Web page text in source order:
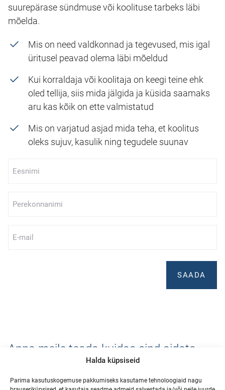
Halda küpsiseid
Parima kasutuskogemuse pakkumiseks kasutame tehnoloogiaid nagu
suurepärase sündmuse või koolituse tarbeks läbi
mõelda.
Mis on need valdkonnad ja tegevused, mis igal
üritusel peavad olema läbi mõeldud
Kui korraldaja või koolitaja on keegi teine ehk
oled tellija, siis mida jälgida ja küsida saamaks
aru kas kõik on ette valmistatud
Mis on varjatud asjad mida teha, et koolitus
oleks sujuv, kasulik ning tegudele suunav
mail
Anna meile teada kuidas sind aidata
Võta ühendust